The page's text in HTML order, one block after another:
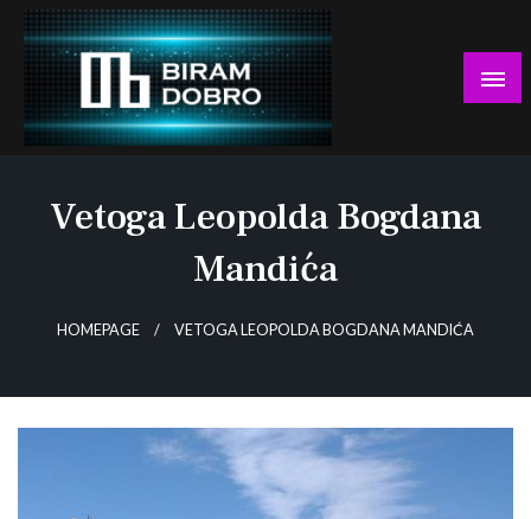
Skip
content
Vetoga Leopolda Bogdana
Mandića
HOMEPAGE VETOGA LEOPOLDA BOGDANA MANDIĆA